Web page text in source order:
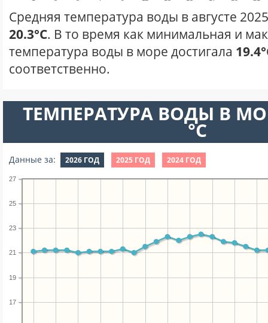
Средняя температура воды в августе
20.3°C. В то время как минимальная и
температура воды в море достигала
соответственно.
ТЕМПЕРАТУРА ВОДЫ В
°C
Данные за: 2026 ГОД 2025 ГОД 2024 ГОД
17
19
21
23
25
27